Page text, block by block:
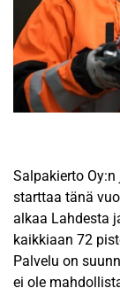
Salpakierto
starttaa tänä
alkaa Lahdesta
kaikkiaan 72
Palvelu on
ei ole